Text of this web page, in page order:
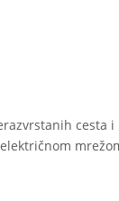
cesta i